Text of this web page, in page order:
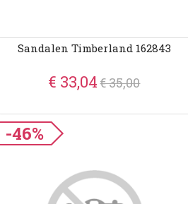
Sandalen Timberland 162843
€ 33,04€ 35,00
-46%